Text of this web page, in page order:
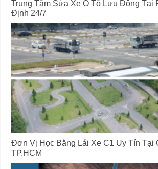
Trung Tâm Sửa Xe Ô Tô Lưu Động Tại
Định 24/7
Đơn Vị Học Bằng Lái Xe C1 Uy Tín Tại
TP.HCM